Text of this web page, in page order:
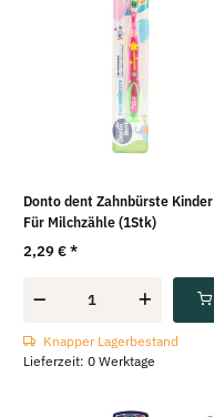
Donto dent Zahnbürste Kinder
Für Milchzähle (1Stk)
2,29 €*
Knapper Lagerbestand
Lieferzeit: 0 Werktage